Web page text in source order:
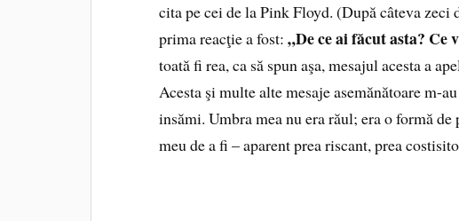
cita pe cei de la Pink Floyd. (După câteva
prima reacţie a fost:„De ce ai făcut asta? Ce
toată fi rea, ca să spun aşa, mesajul acesta a
Acesta şi multe alte mesaje asemănătoare m-
insămi. Umbra mea nu era răul; era o formă
meu de a fi – aparent prea riscant, prea